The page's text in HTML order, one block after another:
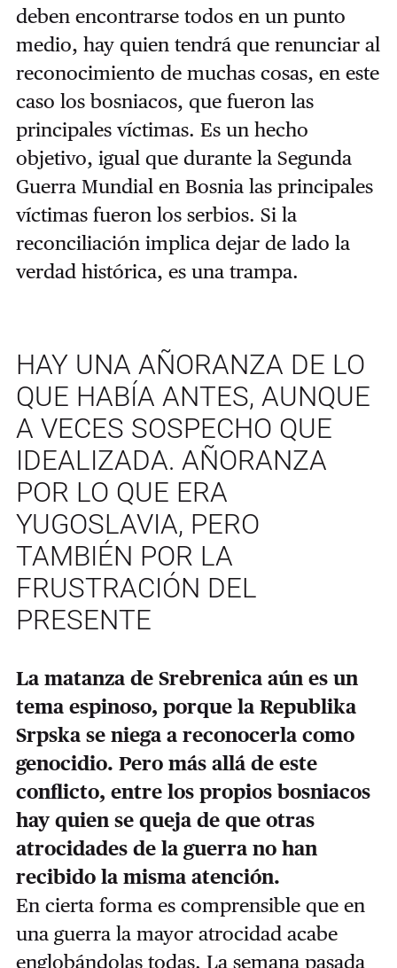
deben encontrarse todos en un punto
medio, hay quien tendrá que renunciar al
reconocimiento de muchas cosas, en este
caso los bosniacos, que fueron las
principales víctimas. Es un hecho
objetivo, igual que durante la Segunda
Guerra Mundial en Bosnia las principales
víctimas fueron los serbios. Si la
reconciliación implica dejar de lado la
verdad histórica, es una trampa.
HAY UNA AÑORANZA DE LO
QUE HABÍA ANTES, AUNQUE
A VECES SOSPECHO QUE
IDEALIZADA. AÑORANZA
POR LO QUE ERA
YUGOSLAVIA, PERO
TAMBIÉN POR LA
FRUSTRACIÓN DEL
PRESENTE
La matanza de Srebrenica aún es un
tema espinoso, porque la Republika
Srpska se niega a reconocerla como
genocidio. Pero más allá de este
conflicto, entre los propios bosniacos
hay quien se queja de que otras
atrocidades de la guerra no han
recibido la misma atención.
En cierta forma es comprensible que en
una guerra la mayor atrocidad acabe
englobándolas todas. La semana pasada